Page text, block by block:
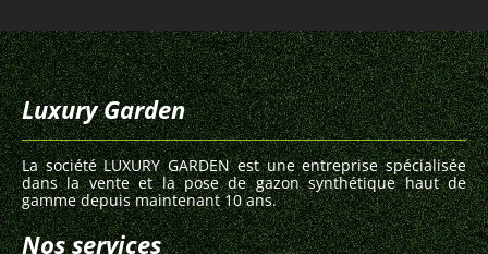
Luxury Garden
La société LUXURY GARDEN est une entreprise spécialisée
dans la vente et la pose de gazon synthétique haut de
gamme depuis maintenant 10 ans.
Nos services